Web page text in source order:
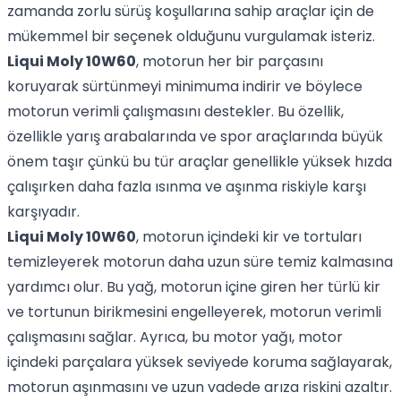
zamanda zorlu sürüş koşullarına sahip araçlar için de
mükemmel bir seçenek olduğunu vurgulamak isteriz.
Liqui Moly 10W60, motorun her bir parçasını
koruyarak sürtünmeyi minimuma indirir ve böylece
motorun verimli çalışmasını destekler. Bu özellik,
özellikle yarış arabalarında ve spor araçlarında büyük
önem taşır çünkü bu tür araçlar genellikle yüksek hızda
çalışırken daha fazla ısınma ve aşınma riskiyle karşı
karşıyadır.
Liqui Moly 10W60, motorun içindeki kir ve tortuları
temizleyerek motorun daha uzun süre temiz kalmasına
yardımcı olur. Bu yağ, motorun içine giren her türlü kir
ve tortunun birikmesini engelleyerek, motorun verimli
çalışmasını sağlar. Ayrıca, bu motor yağı, motor
içindeki parçalara yüksek seviyede koruma sağlayarak,
motorun aşınmasını ve uzun vadede arıza riskini azaltır.